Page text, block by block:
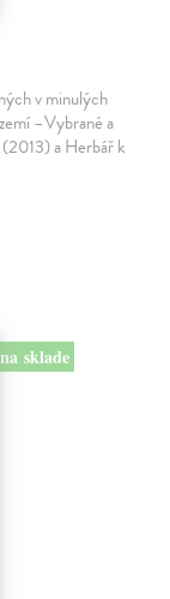
v minulých
–Vybrané a
a Herbář k
na sklade